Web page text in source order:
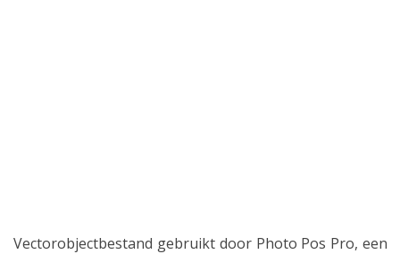
Vectorobjectbestand gebruikt door Photo Pos Pro, een